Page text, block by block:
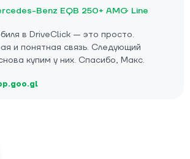
Benz EQB 250+ AMG Line
в DriveClick — это просто.
и понятная связь. Следующий
купим у них. Спасибо, Макс.